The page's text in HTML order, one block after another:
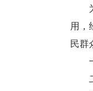
为
用，
民群
一
二